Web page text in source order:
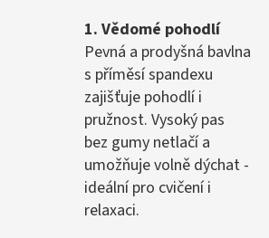
1. Vědomé pohodlí
Pevná a prodyšná bavlna
s příměsí spandexu
zajišťuje pohodlí i
pružnost. Vysoký pas
bez gumy netlačí a
umožňuje volně dýchat -
ideální pro cvičení i
relaxaci.